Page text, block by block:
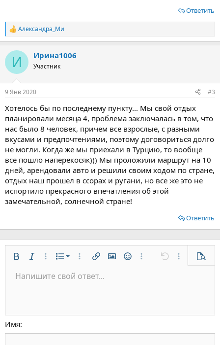
Ответить
Р
е
к
и
Александра_Ми
И Ирина1006
Участник
9 Янв 2020 #3
Хотелось бы по последнему пункту... Мы свой отдых
планировали месяца 4, проблема заключалась в том, что
нас было 8 человек, причем все взрослые, с разными
вкусами и предпочтениями, поэтому договориться долго
не могли. Когда же мы приехали в Турцию, то вообще
все пошло наперекосяк))) Мы проложили маршрут на 10
дней, арендовали авто и решили своим ходом по стране,
отдых наш прошел в ссорах и ругани, но все же это не
испортило прекрасного впечатления об этой
замечательной, солнечной стране!
Ответить
ЖирныйКурсивДополнительно...
СписокНумерованный список
Маркированный список
Дополнительно...
Вставить ссылку
Вставить изображение
СмайлыДополнительно...
Отменить
Размер шрифта
9
18
Цвет текста
Шрифт Arial
Tahoma
Зачёркнутый
Подчёркнутый
Однострочный код
ВыравниваниеПо левому краю
Формат параграфа
Обычный
Заголовок 2
Заголовок 3
ЦитатаМедиаВставить таблицу
Вставить горизонтальную линию
Спойлер
Код
Повторить
Переключить режим работы редактора
Удалить форматирование
ЧерновикиСохранить черновик
Напишите свой ответ...
Имя